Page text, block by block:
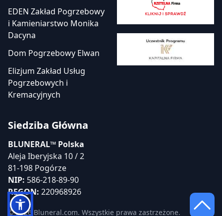
EDEN Zakład Pogrzebowy
i Kamieniarstwo Monika
Dacyna
Dom Pogrzebowy Elwan
Elizjum Zakład Usług
Pogrzebowych i
Kremacyjnych
Siedziba Główna
BLUNERAL™ Polska
Aleja Iberyjska 10 / 2
81-198 Pogórze
NIP: 586-218-89-90
REGON: 220968926
© 2026 Bluneral.com. Wszystkie prawa zastrzeżone.